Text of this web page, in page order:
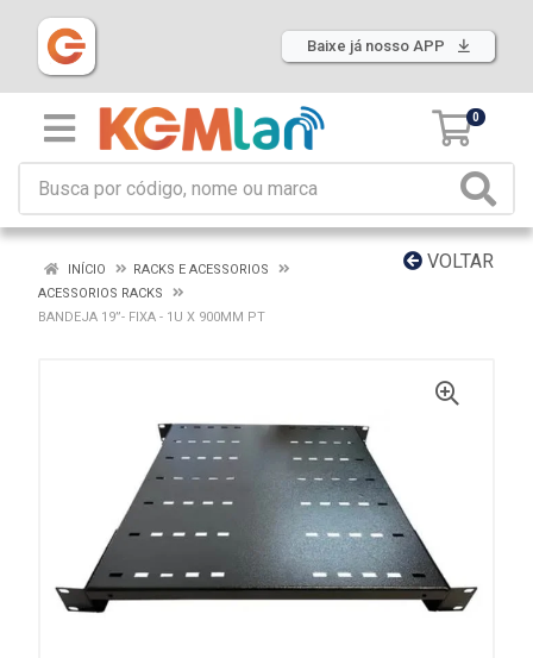
Baixe já nosso APP
0
VOLTAR
INÍCIO
RACKS E ACESSORIOS
ACESSORIOS RACKS
BANDEJA 19”- FIXA - 1U X 900MM PT